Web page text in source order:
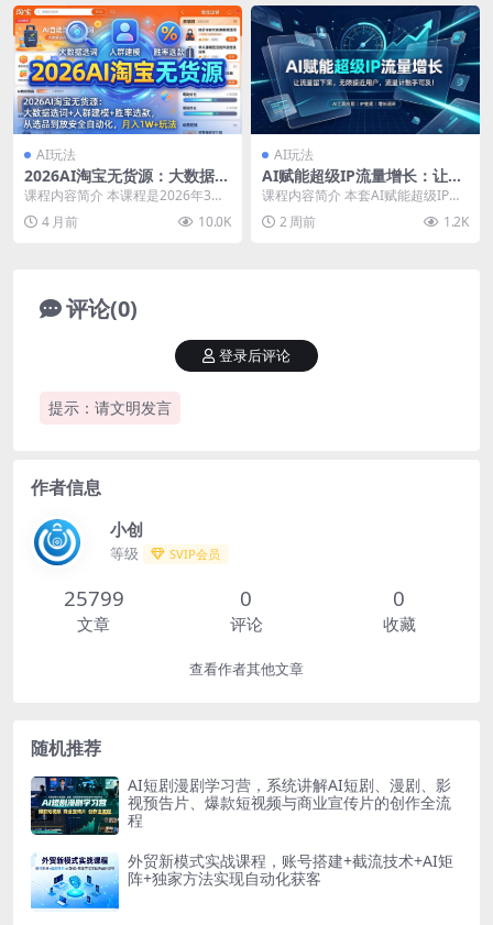
AI玩法
2026AI淘宝无货源：大数据选
词+人群建模+胜率选款，从选
品到放大全自动化，月入1W
+玩法
课程内容简介 本课程是2026年3月
最新AI淘宝无货源电商课程，专为0
基础新手设...
4 月前 10.0K
AI玩法
AI赋能超级IP流量增长：让流
量留下来，无限接近用户，流
量计触手可及！
课程内容简介 本套AI赋能超级IP流
量增长课完整拆解IP全链路运营逻
辑，先搭建用...
2 周前 1.2K
评论(0)
提示：请文明发言
登录后评论
作者信息
小创
等级 SVIP会员
25799
文章
0
评论
0
收藏
查看作者其他文章
随机推荐
AI短剧漫剧学习营，系统讲解AI短剧、漫剧、影
视预告片、爆款短视频与商业宣传片的创作全流
程
外贸新模式实战课程，账号搭建+截流技术+AI矩
阵+独家方法实现自动化获客